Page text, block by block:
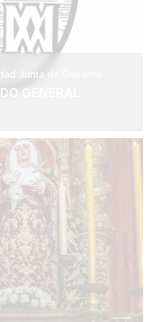
Junta de Gobierno
GENERAL